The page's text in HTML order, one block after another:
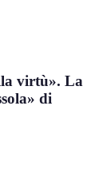
virtù». La
di